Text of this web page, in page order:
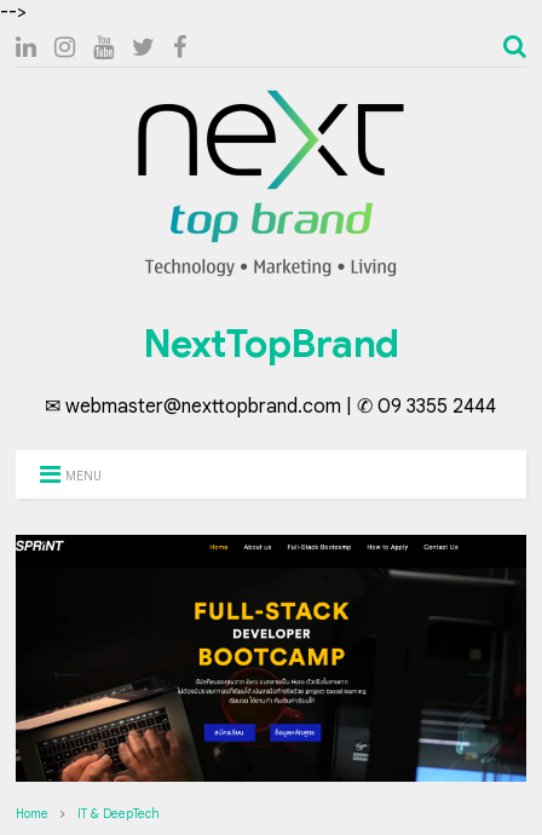
-->
NextTopBrand
✉ webmaster@nexttopbrand.com | ✆ 09 3355 2444
MENU
Home IT & DeepTech